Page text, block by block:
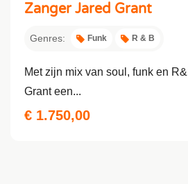
Zanger Jared Grant
Genres: Funk R & B
Met zijn mix van soul, funk en
Grant een...
€ 1.750,00